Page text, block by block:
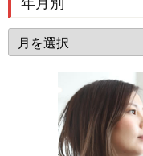
月